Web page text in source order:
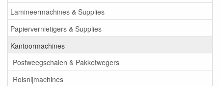
Lamineermachines & Supplies
Papiervernietigers & Supplies
Kantoormachines
Postweegschalen & Pakketwegers
Rolsnijmachines